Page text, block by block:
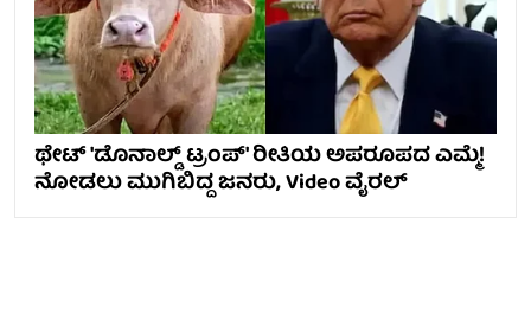
ಥೇಟ್ 'ಡೊನಾಲ್ಡ್ ಟ್ರಂಪ್' ರೀತಿಯ ಅಪರೂಪದ ಎಮ್ಮೆ!
ನೋಡಲು ಮುಗಿಬಿದ್ದ ಜನರು, Video ವೈರಲ್